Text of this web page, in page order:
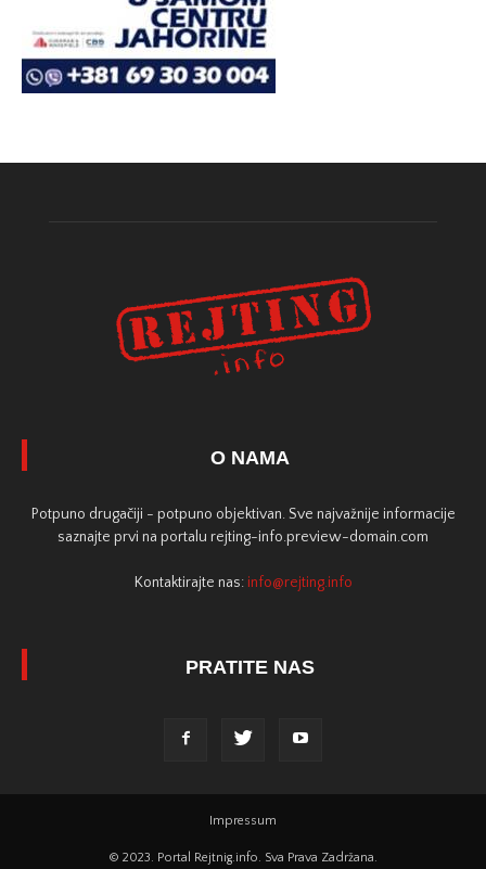
O NAMA
Potpuno drugačiji - potpuno objektivan. Sve najvažnije informacije
saznajte prvi na portalu rejting-info.preview-domain.com
Kontaktirajte nas: info@rejting.info
PRATITE NAS
Impressum
© 2023. Portal Rejtnig.info. Sva Prava Zadržana.